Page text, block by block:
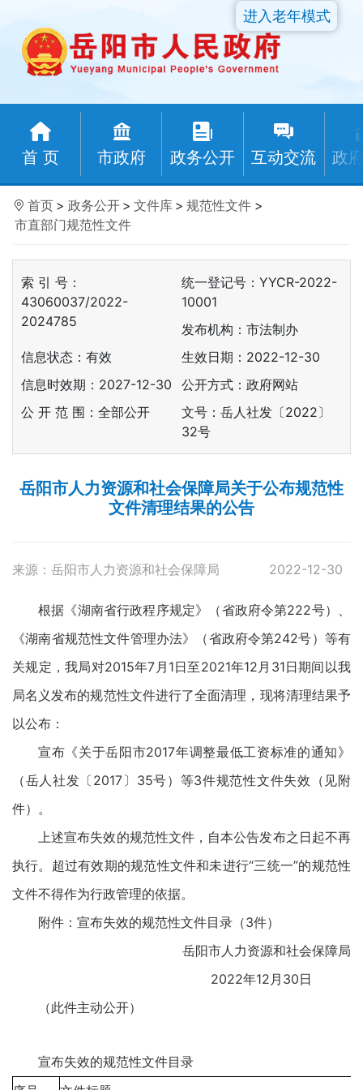
首 页 市政府 政务公开 互动交流 政
进入老年模式
首页 > 政务公开 > 文件库 > 规范性文件 >
市直部门规范性文件
索 引 号：
43060037/2022-
2024785
统一登记号：YYCR-2022-
10001
发布机构：市法制办
信息状态： 有效
生效日期：2022-12-30
信息时效期： 2027-12-30
公开方式：政府网站
公 开 范 围：全部公开
文号：岳人社发〔2022〕
32号
岳阳市人力资源和社会保障局关于公布规范性
文件清理结果的公告
来源：岳阳市人力资源和社会保障局 2022-12-30
根据《湖南省行政程序规定》（省政府令第222号）、
《湖南省规范性文件管理办法》（省政府令第242号）等有
关规定，我局对2015年7月1日至2021年12月31日期间以我
局名义发布的规范性文件进行了全面清理，现将清理结果予
以公布：
宣布《关于岳阳市2017年调整最低工资标准的通知》
（岳人社发〔2017〕35号）等3件规范性文件失效（见附
件）。
上述宣布失效的规范性文件，自本公告发布之日起不再
执行。超过有效期的规范性文件和未进行“三统一”的规范性
文件不得作为行政管理的依据。
附件：宣布失效的规范性文件目录（3件）
岳阳市人力资源和社会保障局
2022年12月30日
（此件主动公开）
宣布失效的规范性文件目录